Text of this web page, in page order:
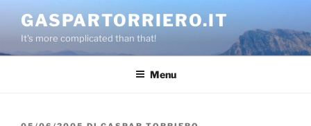
contenuto
GASPARTORRIERO.IT
It's more complicated than that!
Menu